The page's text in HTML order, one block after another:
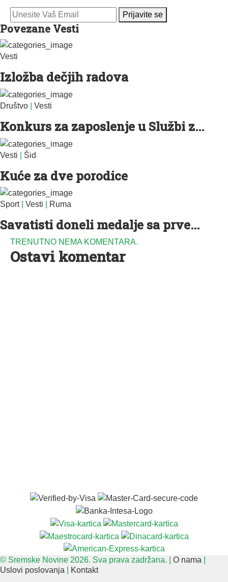
Prijavite se
Povezane Vesti
Vesti
Izložba dečjih radova
Društvo Vesti
Konkurs za zaposlenje u Službi z...
Vesti Šid
Kuće za dve porodice
Sport| Vesti Ruma
Savatisti doneli medalje sa prve...
TRENUTNO NEMA KOMENTARA.
Ostavi komentar
© Sremske Novine 2026. Sva prava zadržana. | O nama
Uslovi poslovanja
Kontakt